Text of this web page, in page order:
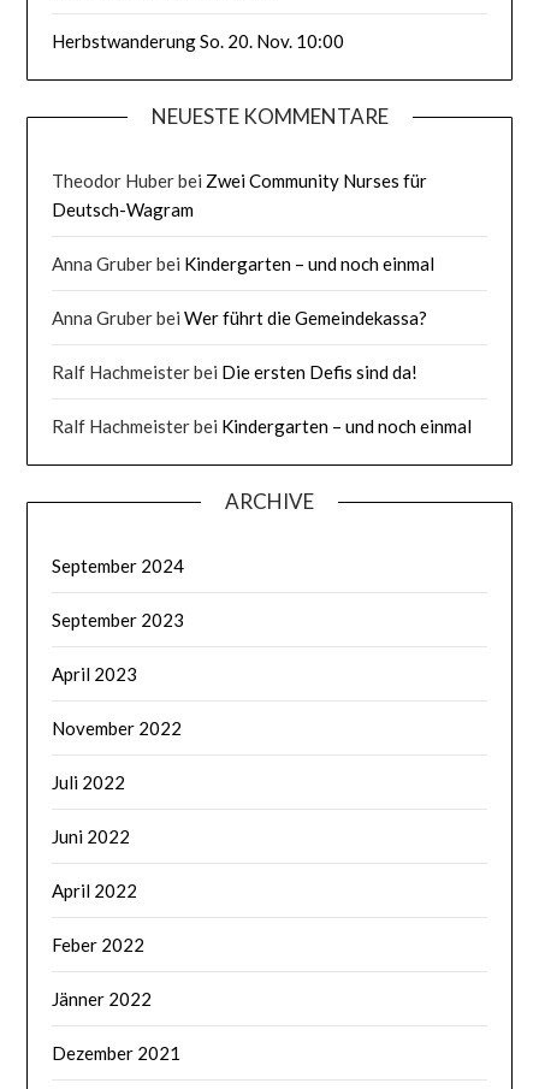
Herbstwanderung So. 20. Nov. 10:00
NEUESTE KOMMENTARE
Theodor Huberbei Zwei Community Nurses für
Deutsch-Wagram
Anna Gruberbei Kindergarten – und noch einmal
Anna GruberbeiWer führt die Gemeindekassa?
Ralf Hachmeisterbei Die ersten Defis sind da!
Ralf Hachmeisterbei Kindergarten – und noch einmal
ARCHIVE
September 2024
September 2023
April 2023
November 2022
Juli 2022
Juni 2022
April 2022
Feber 2022
Jänner 2022
Dezember 2021